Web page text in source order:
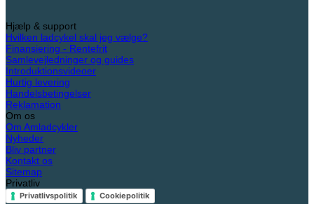
Hjælp & support
Hvilken ladcykel skal jeg vælge?
Finansiering - Rentefrit
Samlevejledninger og guides
Introduktionsvideoer
Hurtig levering
Handelsbetingelser
Reklamation
Om os
Om Amladcykler
Nyheder
Bliv partner
Kontakt os
Sitemap
Privatliv
Privatlivspolitik Cookiepolitik